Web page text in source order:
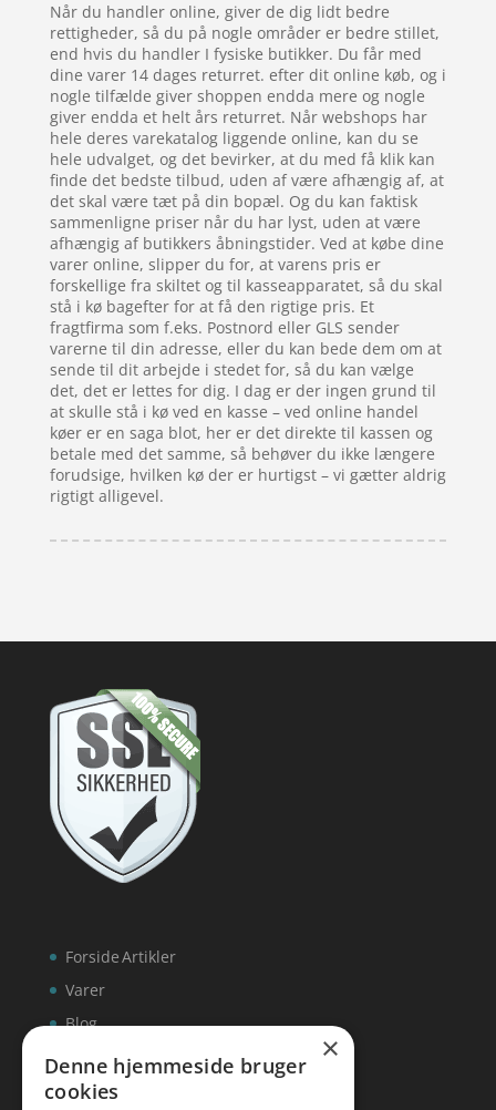
Når du handler online, giver de dig lidt bedre
rettigheder, så du på nogle områder er bedre stillet,
end hvis du handler I fysiske butikker. Du får med
dine varer 14 dages returret. efter dit online køb, og i
nogle tilfælde giver shoppen endda mere og nogle
giver endda et helt års returret. Når webshops har
hele deres varekatalog liggende online, kan du se
hele udvalget, og det bevirker, at du med få klik kan
finde det bedste tilbud, uden af være afhængig af, at
det skal være tæt på din bopæl. Og du kan faktisk
sammenligne priser når du har lyst, uden at være
afhængig af butikkers åbningstider. Ved at købe dine
varer online, slipper du for, at varens pris er
forskellige fra skiltet og til kasseapparatet, så du skal
stå i kø bagefter for at få den rigtige pris. Et
fragtfirma som f.eks. Postnord eller GLS sender
varerne til din adresse, eller du kan bede dem om at
sende til dit arbejde i stedet for, så du kan vælge
det, det er lettes for dig. I dag er der ingen grund til
at skulle stå i kø ved en kasse – ved online handel
køer er en saga blot, her er det direkte til kassen og
betale med det samme, så behøver du ikke længere
forudsige, hvilken kø der er hurtigst – vi gætter aldrig
rigtigt alligevel.
Forside
Varer
Blog
Kontakt
Artikler
×
Denne hjemmeside bruger
cookies